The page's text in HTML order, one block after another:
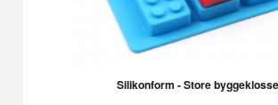
Silikonform - Store